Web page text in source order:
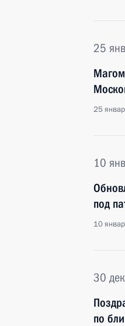
25
25
10
под
10
30
по